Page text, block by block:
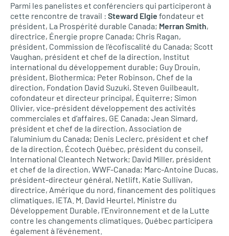
Parmi les panelistes et conférenciers qui participeront à
cette rencontre de travail : Steward Elgie fondateur et
président, La Prospérité durable Canada; Merran Smith,
directrice, Énergie propre Canada; Chris Ragan,
président, Commission de l’écofiscalité du Canada; Scott
Vaughan, président et chef de la direction, Institut
international du développement durable; Guy Drouin,
président, Biothermica; Peter Robinson, Chef de la
direction, Fondation David Suzuki, Steven Guilbeault,
cofondateur et directeur principal, Équiterre; Simon
Olivier, vice-président développement des activités
commerciales et d’affaires, GE Canada; Jean Simard,
président et chef de la direction, Association de
l’aluminium du Canada; Denis Leclerc, président et chef
de la direction, Écotech Québec, président du conseil,
International Cleantech Network; David Miller, président
et chef de la direction, WWF-Canada; Marc-Antoine Ducas,
président-directeur général, Netlift, Katie Sullivan,
directrice, Amérique du nord, financement des politiques
climatiques, IETA. M. David Heurtel, Ministre du
Développement Durable, l’Environnement et de la Lutte
contre les changements climatiques, Québec participera
également à l’événement.